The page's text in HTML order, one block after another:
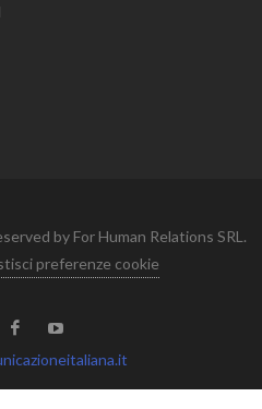
by For Human Relations SRL.
preferenze cookie